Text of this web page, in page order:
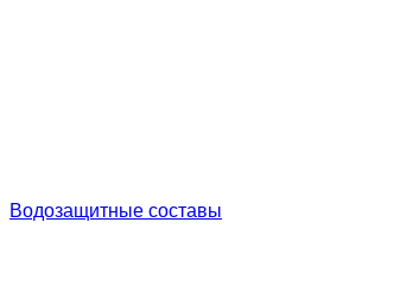
Водозащитные составы